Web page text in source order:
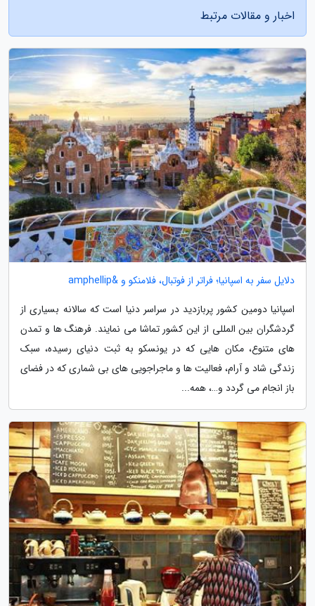
اخبار و مقالات مرتبط
دلایل سفر به اسپانیا؛ فراتر از فوتبال، فلامنکو و &amphellip
اسپانیا دومین کشور پربازدید در سراسر دنیا است که سالانه بسیاری از
گردشگران بین المللی از این کشور تماشا می نمایند. فرهنگ ها و تمدن
های متنوع، مکان هایی که در یونسکو به ثبت دنیای رسیده، سبک
زندگی شاد و آرام، فعالیت ها و ماجراجویی های بی شماری که در فضای
باز انجام می گردد و…، همه...